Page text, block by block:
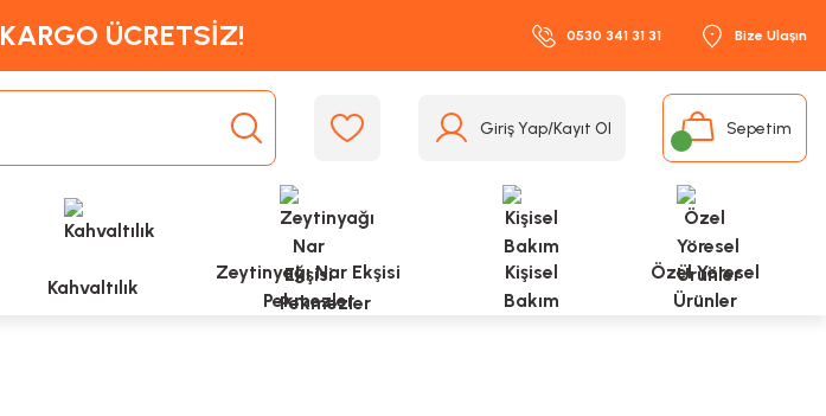
KARGO ÜCRETSİZ! 0530 341 31 31 Bize Ulaşın
Giriş Yap/Kayıt Ol Sepetim
Kahvaltılık
Zeytinyağı Nar Ekşisi
Pekmezler
Kişisel
Bakım
Özel Yöresel
Ürünler